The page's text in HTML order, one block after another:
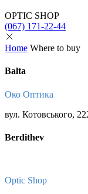
OPTIC SHOP
(067) 171-22-44
Home Where to buy
Balta
Око Оптика
вул. Котовського,
Berdithev
Optic Shop